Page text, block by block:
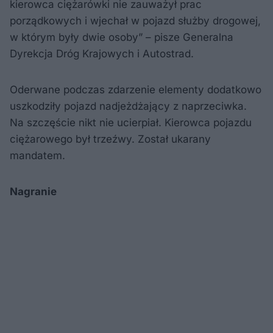
kierowca ciężarówki nie zauważył prac
porządkowych i wjechał w pojazd służby drogowej,
w którym były dwie osoby” – pisze Generalna
Dyrekcja Dróg Krajowych i Autostrad.
Oderwane podczas zdarzenie elementy dodatkowo
uszkodziły pojazd nadjeżdżający z naprzeciwka.
Na szczęście nikt nie ucierpiał. Kierowca pojazdu
ciężarowego był trzeźwy. Został ukarany
mandatem.
Nagranie